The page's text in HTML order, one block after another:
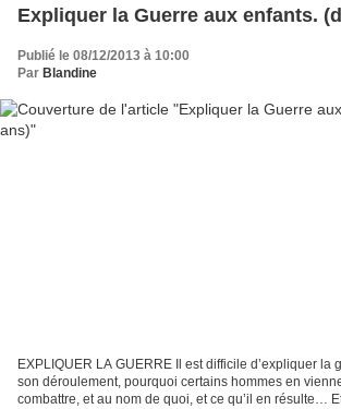
Expliquer la Guerre aux enfants.
Publié le 08/12/2013 à 10:00
Par Blandine
EXPLIQUER LA GUERRE Il est difficile d’expliquer la
son déroulement, pourquoi certains hommes en
combattre, et au nom de quoi, et ce qu’il en résulte…